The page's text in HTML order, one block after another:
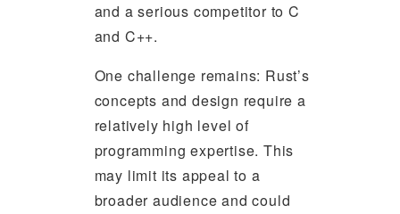
and a serious competitor to C
and C++.
One challenge remains: Rust’s
concepts and design require a
relatively high level of
programming expertise. This
may limit its appeal to a
broader audience and could